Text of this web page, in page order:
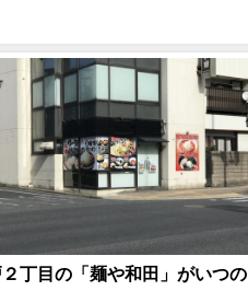
丁目の「麺や和田」がいつの